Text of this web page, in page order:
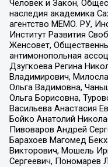
Человек и Закон,
наследия академика
агентство МЕМО. РУ,
Институт Развития
Женсовет,
антимонопольная
Дзугкоева Регина
Владимирович,
Ольга Вадимовна,
Ольга Борисовна,
Васильева Анастасия
Бойко Анатолий
Пивоваров Андрей
Барахоев Магомед
Викторович, Мошель
Сергеевич, Пономарев